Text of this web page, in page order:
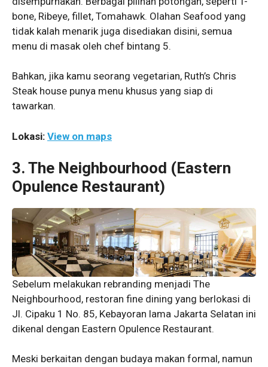
bone, Ribeye, fillet, Tomahawk. Olahan Seafood yang
tidak kalah menarik juga disediakan disini, semua
menu di masak oleh chef bintang 5.
Bahkan, jika kamu seorang vegetarian, Ruth’s Chris
Steak house punya menu khusus yang siap di
tawarkan.
Lokasi: View on maps
3. The Neighbourhood (Eastern
Opulence Restaurant)
Sebelum melakukan rebranding menjadi The
Neighbourhood, restoran fine dining yang berlokasi di
Jl. Cipaku 1 No. 85, Kebayoran lama Jakarta Selatan ini
dikenal dengan Eastern Opulence Restaurant.
Meski berkaitan dengan budaya makan formal, namun